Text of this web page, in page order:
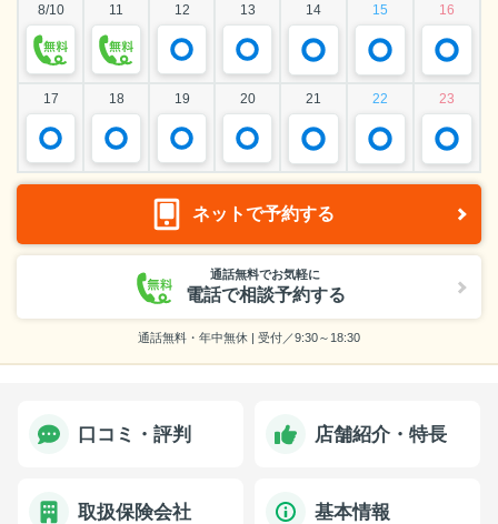
8/10
11 12 13 14 15 16
17 18 19 20 21 22 23
ネットで予約する
通話無料でお気軽に
電話で相談予約する
通話無料・年中無休 | 受付／9:30～18:30
口コミ・評判 店舗紹介・特長
取扱保険会社 基本情報